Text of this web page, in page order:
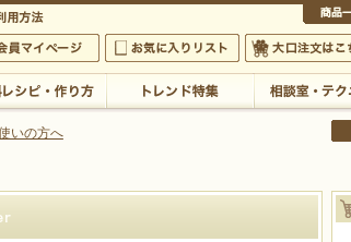
のご注文で送料は当店が負担いたします
担いたします
イページ
お気に入りリスト 大口注文はこちら
いの方へ